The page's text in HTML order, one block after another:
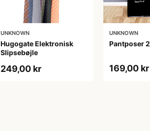
UNKNOWN
Hugogate Elektronisk
Slipsebøjle
249,00 kr
UNKNOWN
Pantposer
169,00 kr